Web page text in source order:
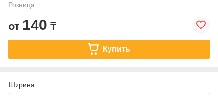
Розница
от 140 ₸
Купить
Ширина